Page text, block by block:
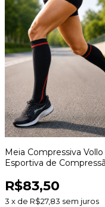
Meia Compressiva
Esportiva de
e Recuperação Muscular
R$83,50
3 x de R$27,83 sem juros